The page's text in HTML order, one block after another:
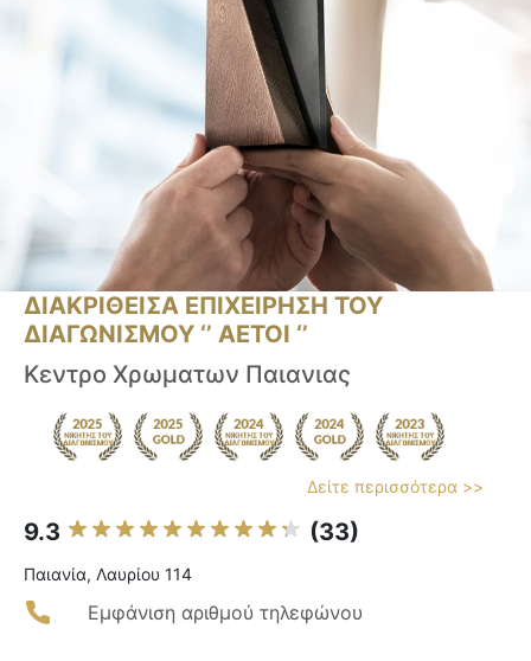
ΔΙΑΚΡΙΘΕΙΣΑ ΕΠΙΧΕΙΡΗΣΗ ΤΟΥ
ΔΙΑΓΩΝΙΣΜΟΥ ‘’ ΑΕΤΟΙ ‘’
Κεντρο Χρωματων Παιανιας
Δείτε περισσότερα >>
9.3 (33)
Παιανία, Λαυρίου 114
Εμφάνιση αριθμού τηλεφώνου